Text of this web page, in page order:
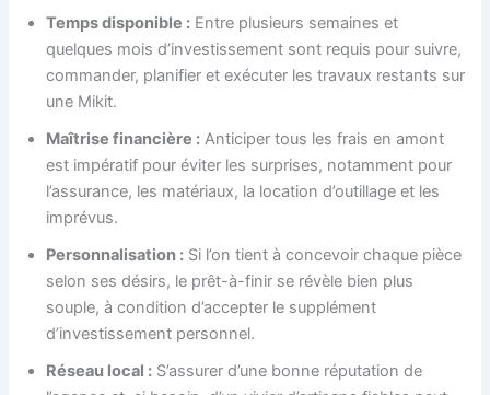
Temps disponible : Entre plusieurs semaines et
quelques mois d’investissement sont requis pour suivre,
commander, planifier et exécuter les travaux restants sur
une Mikit.
Maîtrise financière : Anticiper tous les frais en amont
est impératif pour éviter les surprises, notamment pour
l’assurance, les matériaux, la location d’outillage et les
imprévus.
Personnalisation : Si l’on tient à concevoir chaque pièce
selon ses désirs, le prêt-à-finir se révèle bien plus
souple, à condition d’accepter le supplément
d’investissement personnel.
Réseau local : S’assurer d’une bonne réputation de